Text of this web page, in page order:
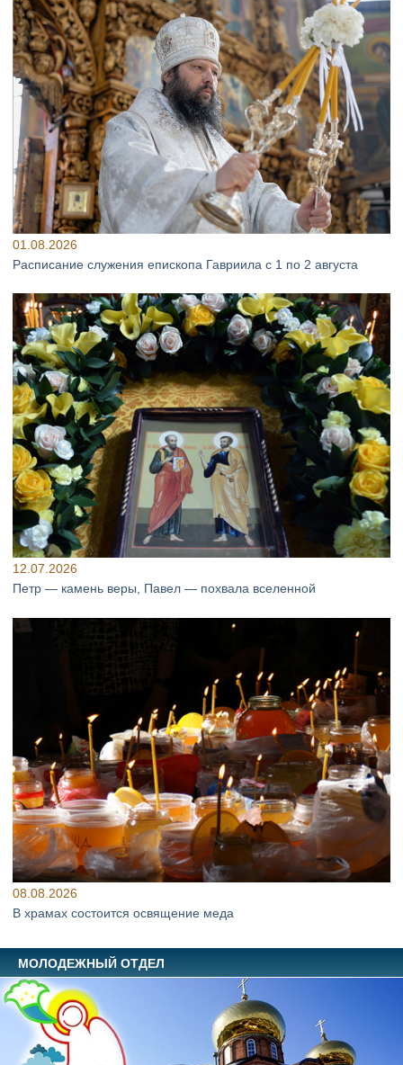
01.08.2026
Расписание служения епископа Гавриила с 1 по 2 августа
12.07.2026
Петр — камень веры, Павел — похвала вселенной
08.08.2026
В храмах состоится освящение меда
МОЛОДЕЖНЫЙ ОТДЕЛ